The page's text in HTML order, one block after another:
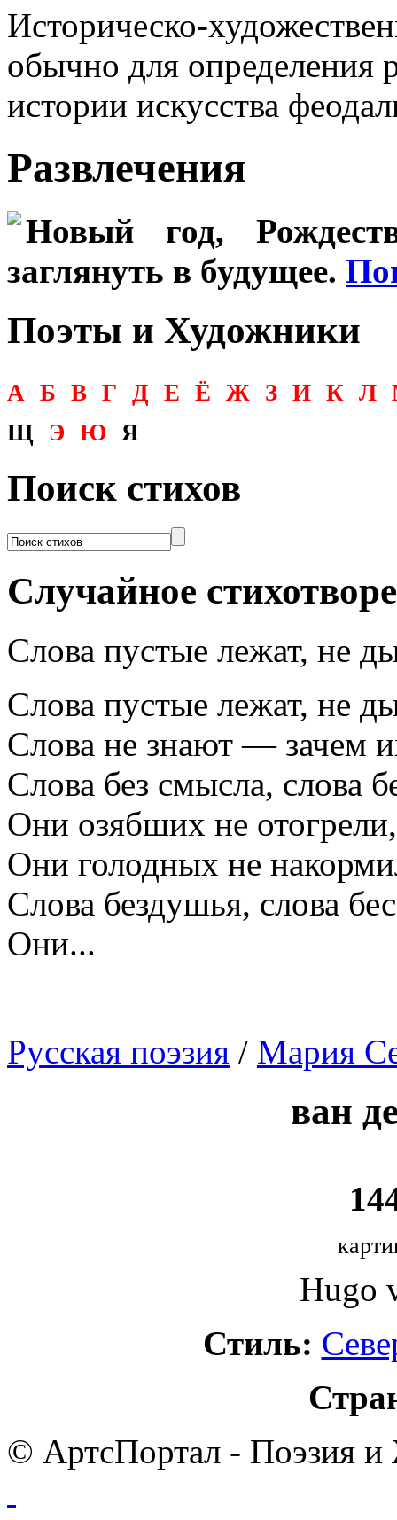
Историческо-
обычно для определения
истории искусства
Развлечения
Новый год,
заглянуть в будущее.
Поэты и Художники
А Б В Г Д Е Ё Ж З И К Л
Щ Э Ю Я
Поиск стихов
Случайное
Слова пустые лежат, не
Слова пустые лежат, не
Слова не знают — зачем
Слова без смысла, слова
Они озябших не отогрели,
Они голодных не
Слова бездушья, слова
Они...
Русская поэзия / Мария
ван
Hugo
Стиль:
© АртсПортал - Поэзия